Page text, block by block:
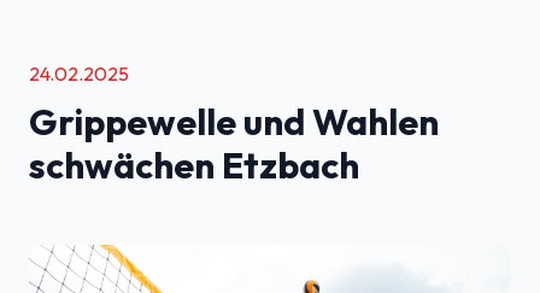
24.02.2025
Grippewelle und Wahlen
schwächen Etzbach